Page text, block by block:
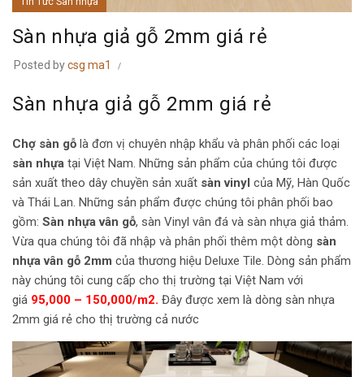
Sàn nhựa giả gỗ 2mm giá rẻ
Posted bycsg ma1
Sàn nhựa giả gỗ 2mm giá rẻ
Chợ sàn gỗ là đơn vị chuyên nhập khẩu và phân phối các loại
sàn nhựa tại Việt Nam. Những sản phẩm của chúng tôi được
sản xuất theo dây chuyền sản xuất sàn vinyl của Mỹ, Hàn Quốc
và Thái Lan. Những sản phẩm được chúng tôi phân phối bao
gồm: Sàn nhựa vân gỗ, sàn Vinyl vân đá và sàn nhựa giả thảm.
Vừa qua chúng tôi đã nhập và phân phối thêm một dòng sàn
nhựa vân gỗ 2mm của thương hiệu Deluxe Tile. Dòng sản phẩm
này chúng tôi cung cấp cho thị trường tại Việt Nam với
giá 95,000 – 150,000/m2. Đây được xem là dòng sàn nhựa
2mm giá rẻ cho thị trường cả nước